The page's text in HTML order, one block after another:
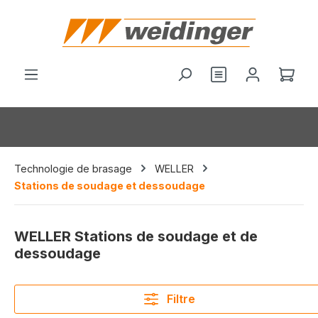
principal
Vous avez 0Le
Technologie de brasage
WELLER
Stations de soudage et dessoudage
WELLER Stations de soudage et de
dessoudage
Filtre